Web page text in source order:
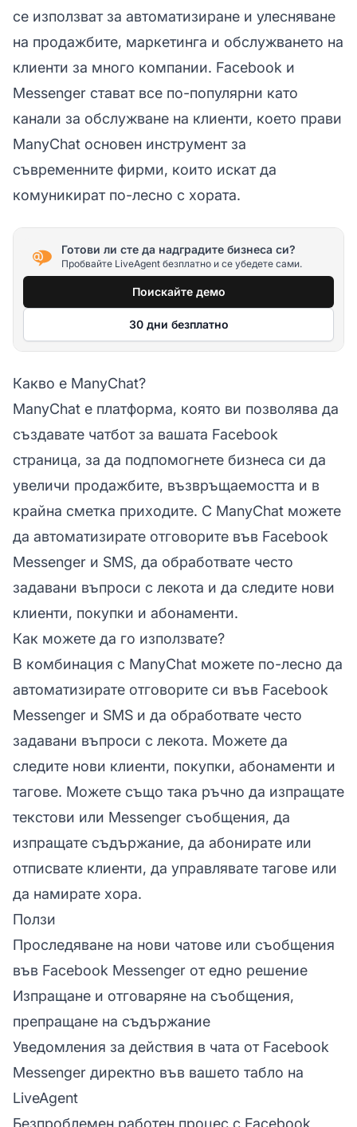
се използват за автоматизиране и улесняване
на продажбите, маркетинга и обслужването на
клиенти за много компании. Facebook и
Messenger стават все по-популярни като
канали за обслужване на клиенти, което прави
ManyChat основен инструмент за
съвременните фирми, които искат да
комуникират по-лесно с хората.
Готови ли сте да надградите бизнеса си?
Пробвайте LiveAgent безплатно и се убедете сами.
Поискайте демо
30 дни безплатно
Какво е ManyChat?
ManyChat е платформа, която ви позволява да
създавате чатбот за вашата Facebook
страница, за да подпомогнете бизнеса си да
увеличи продажбите, възвръщаемостта и в
крайна сметка приходите. С ManyChat можете
да автоматизирате отговорите във Facebook
Messenger и SMS, да обработвате често
задавани въпроси с лекота и да следите нови
клиенти, покупки и абонаменти.
Как можете да го използвате?
В комбинация с ManyChat можете по-лесно да
автоматизирате отговорите си във Facebook
Messenger и SMS и да обработвате често
задавани въпроси с лекота. Можете да
следите нови клиенти, покупки, абонаменти и
тагове. Можете също така ръчно да изпращате
текстови или Messenger съобщения, да
изпращате съдържание, да абонирате или
отписвате клиенти, да управлявате тагове или
да намирате хора.
Ползи
Проследяване на нови чатове или съобщения
във Facebook Messenger от едно решение
Изпращане и отговаряне на съобщения,
препращане на съдържание
Уведомления за действия в чата от Facebook
Messenger директно във вашето табло на
LiveAgent
Безпроблемен работен процес с Facebook